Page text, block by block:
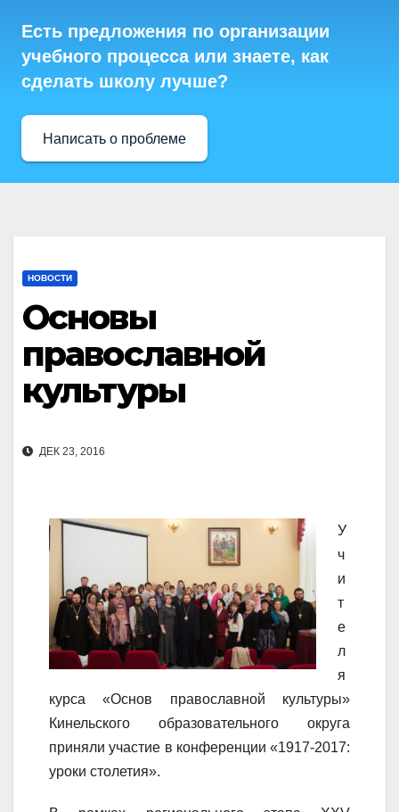
Есть предложения по организации
учебного процесса или знаете, как
сделать школу лучше?
Написать о проблеме
НОВОСТИ
Основы
православной
культуры
ДЕК 23, 2016
У
ч
и
т
е
л
я
курса «Основ православной культуры»
Кинельского образовательного округа
приняли участие в конференции «1917-2017:
уроки столетия».